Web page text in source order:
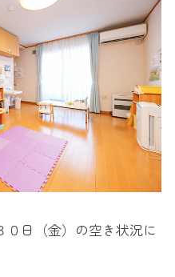
日（金）の空き状況に